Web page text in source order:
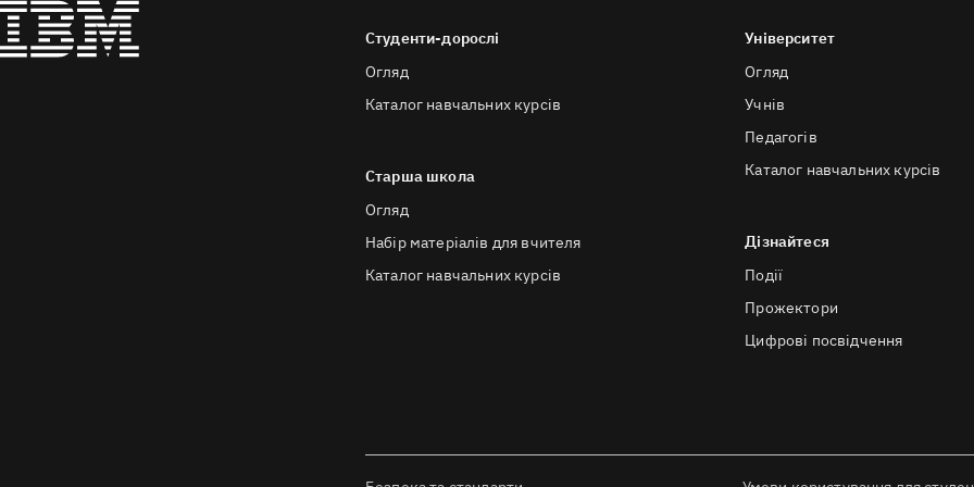
Студенти-дорослі
Огляд
Каталог навчальних курсів
Старша школа
Огляд
Набір матеріалів для вчителя
Каталог навчальних курсів
Університет
Огляд
Учнів
Педагогів
Каталог навчальних курсів
Дізнайтеся
Події
Прожектори
Цифрові посвідчення